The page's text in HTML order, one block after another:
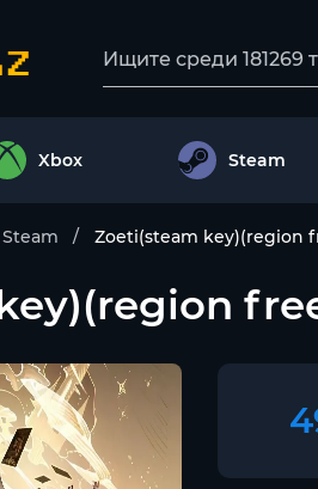
Xbox Steam
Steam Zoeti(steam key)(region